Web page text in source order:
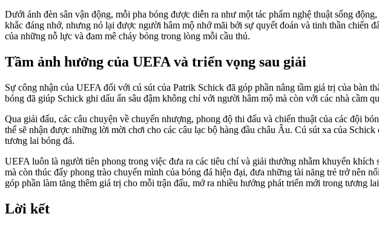
Dưới ánh đèn sân vận động, mỗi pha bóng được diễn ra như một tác phẩm nghệ thuật sống
khắc đáng nhớ, nhưng nó lại được người hâm mộ nhớ mãi bởi sự quyết đoán và tinh thần chiến
của những nỗ lực và đam mê cháy bỏng trong lòng mỗi cầu thủ.
Tầm ảnh hưởng của UEFA và triển vọng sau giải
Sự công nhận của UEFA đối với cú sút của Patrik Schick đã góp phần nâng tầm giá trị của
bóng đã giúp Schick ghi dấu ấn sâu đậm không chỉ với người hâm mộ mà còn với các nhà cầm
Qua giải đấu, các câu chuyện về chuyển nhượng, phong độ thi đấu và chiến thuật của các đội
thể sẽ nhận được những lời mời chơi cho các câu lạc bộ hàng đầu châu Âu. Cú sút xa của
tương lai bóng đá.
UEFA luôn là người tiên phong trong việc đưa ra các tiêu chí và giải thưởng nhằm khuyến
mà còn thúc đẩy phong trào chuyển mình của bóng đá hiện đại, đưa những tài năng trẻ trở nên
góp phần làm tăng thêm giá trị cho mỗi trận đấu, mở ra nhiều hướng phát triển mới trong tương
Lời kết